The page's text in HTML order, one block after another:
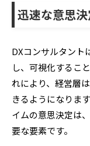
迅速な意思
DXコンサルタント
し、可視化するこ
れにより、経営層
きるようになりま
イムの意思決定は
要な要素です。